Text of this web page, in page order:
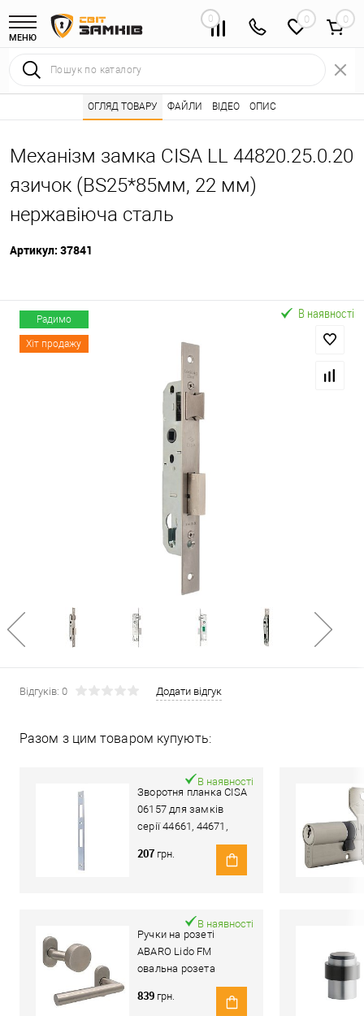
МЕНЮ
0 0
Інтернет магазин замків • Каталог товарів ⭐ • Дверні замки 🌟
Механізм замка CISA LL 44820.25.0.20
язичок (BS25*85мм, 22 мм)
нержавіюча сталь
Артикул: 37841
ОГЛЯД ТОВАРУ ФАЙЛИ ВІДЕО ОПИС
Радимо
Хіт продажу
Відгуків: 0 Додати відгук
Разом з цим товаром купують:
Зворотня планка CISA
06157 для замків
серії 44661, 44671,
В наявності
207 грн.
Ручки на розеті
ABARO Lido FM
овальна розета
фіксована-натискна
нержавіюча сталь
В наявності
839 грн.
В наявності